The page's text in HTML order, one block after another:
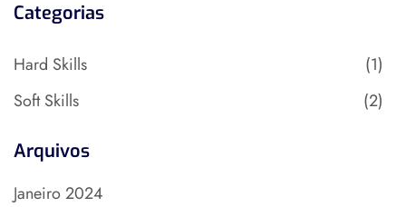
Categorias
Hard Skills
(1)
Soft Skills
(2)
Arquivos
Janeiro 2024